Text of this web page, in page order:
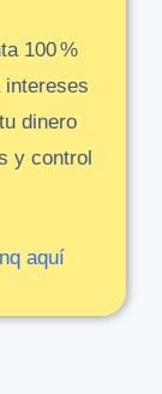
100 %
intereses
tu dinero
y control
aquí